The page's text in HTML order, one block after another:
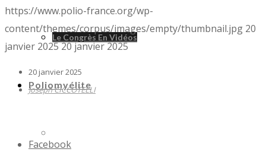
Le Congrès En Vidéos
Poliomyélite
https://www.polio-france.org/wp-
content/themes/corpus/images/empty/thumbnail.jpg 20
janvier 202520 janvier 2025
20 janvier 2025
Joseph CICCOTELLI
Facebook